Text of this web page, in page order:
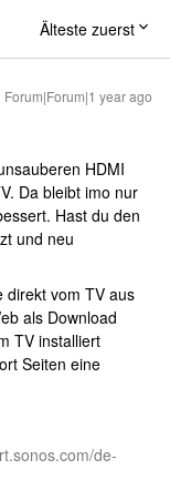
Älteste zuerst
Forum|Forum|1 year ago
HDMI
Da bleibt imo nur
Hast du den
und neu
direkt vom TV aus
als Download
TV installiert
Seiten eine
de-